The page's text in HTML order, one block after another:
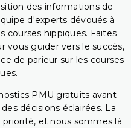
des informations de
d'experts dévoués à
courses hippiques. Faites
vous guider vers le succès,
de parieur sur les courses
PMU gratuits avant
décisions éclairées. La
et nous sommes là